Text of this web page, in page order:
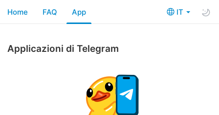
IT
Home FAQ App
Applicazioni di Telegram